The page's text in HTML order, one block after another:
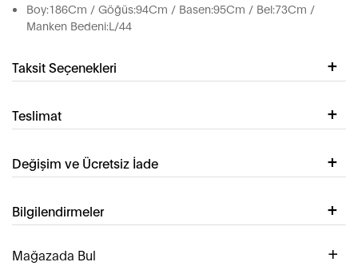
Boy:186Cm / Göğüs:94Cm / Basen:95Cm / Bel:73Cm /
Manken Bedeni:L/44
Taksit Seçenekleri
Teslimat
Değişim ve Ücretsiz İade
Bilgilendirmeler
Mağazada Bul